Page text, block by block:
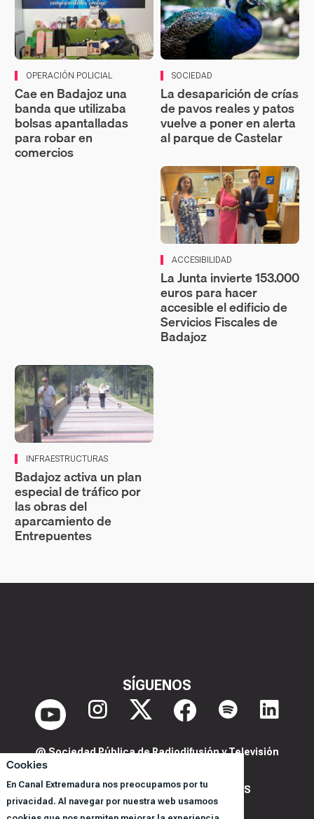
Cookies
En Canal Extremadura nos preocupamos por tu
privacidad. Al navegar por nuestra web usamoos
OPERACIÓN POLICIAL
Cae en Badajoz una
banda que utilizaba
bolsas apantalladas
para robar en
comercios
SOCIEDAD
La desaparición de crías
de pavos reales y patos
vuelve a poner en alerta
al parque de Castelar
ACCESIBILIDAD
La Junta invierte 153.000
euros para hacer
accesible el edificio de
Servicios Fiscales de
Badajoz
INFRAESTRUCTURAS
Badajoz activa un plan
especial de tráfico por
las obras del
aparcamiento de
Entrepuentes
SÍGUENOS
@ Sociedad Pública de Radiodifusión y Televisión
POLITICA DE PRIVACIDAD Y COOKIES